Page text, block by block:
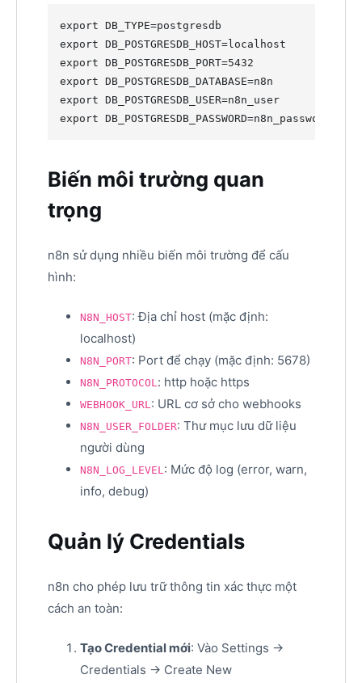
export
export
export
export
export
DB_POSTGRESDB_USER=n8n_user
export DB_POSTGRESDB_PASSWORD=n8n_password
Biến môi trường quan
trọng
n8n sử dụng nhiều biến môi trường để cấu
hình:
N8N_HOST: Địa chỉ host (mặc định:
localhost)
N8N_PORT: Port để chạy (mặc định: 5678)
N8N_PROTOCOL: http hoặc https
WEBHOOK_URL: URL cơ sở cho webhooks
N8N_USER_FOLDER: Thư mục lưu dữ liệu
người dùng
N8N_LOG_LEVEL: Mức độ log (error, warn,
info, debug)
Quản lý Credentials
n8n cho phép lưu trữ thông tin xác thực một
cách an toàn:
Tạo Credential mới: Vào Settings →
Credentials → Create New